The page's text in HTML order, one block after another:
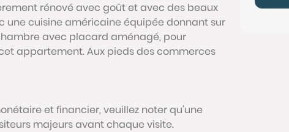
rénové avec goût et avec des beaux
une cuisine américaine équipée donnant sur
avec placard aménagé, pour
appartement. Aux pieds des commerces
et financier, veuillez noter qu'une
majeurs avant chaque visite.